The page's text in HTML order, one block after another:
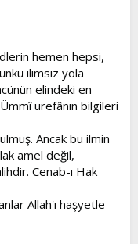
hemen hepsi,
ilimsiz yola
elindeki en
urefânın bilgileri
Ancak bu ilmin
amel değil,
Cenab-ı Hak
Allah'ı haşyetle